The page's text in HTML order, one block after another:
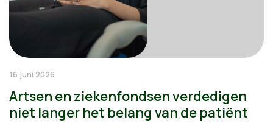
16 juni 2026
Artsen en ziekenfondsen verdedigen
niet langer het belang van de patiënt